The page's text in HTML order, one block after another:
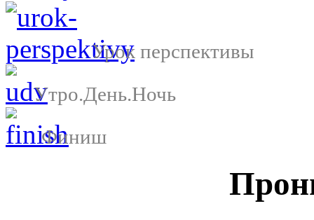
Урок перспективы
Утро.День.Ночь
Финиш